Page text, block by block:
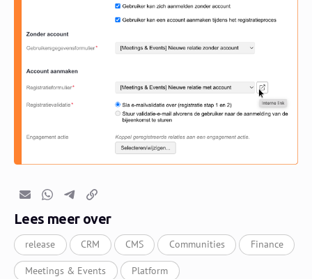
E-mailWhatsapp
TelegramKopieer link
Lees meer over
release CRM CMS Communities Finance
Meetings & Events Platform